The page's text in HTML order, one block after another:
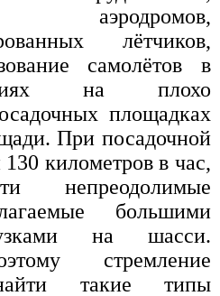
лётчиков,
самолётов в
на плохо
площадках
При посадочной
километров в час,
непреодолимые
большими
на шасси.
стремление
такие типы